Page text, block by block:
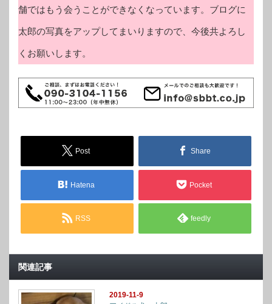
舗ではもう会うことができなくなっています。ブログに
太郎の写真をアップしてまいりますので、今後共よろし
くお願いします。
Post Share
Hatena Pocket
RSS feedly
関連記事
2019-11-9